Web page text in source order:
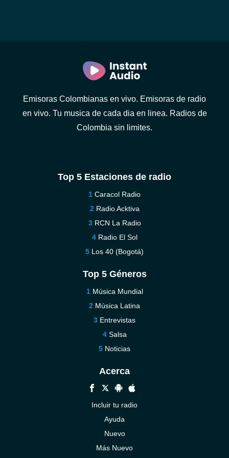
Emisoras Colombianas en vivo. Emisoras de radio
en vivo. Tu musica de cada dia en linea. Radios de
Colombia sin limites.
Top 5 Estaciones de radio
Caracol Radio
Radio Acktiva
RCN La Radio
Radio El Sol
Los 40 (Bogotá)
Top 5 Géneros
Música Mundial
Música Latina
Entrevistas
Salsa
Noticias
Acerca
Incluir tu radio
Ayuda
Nuevo
Más Nuevo